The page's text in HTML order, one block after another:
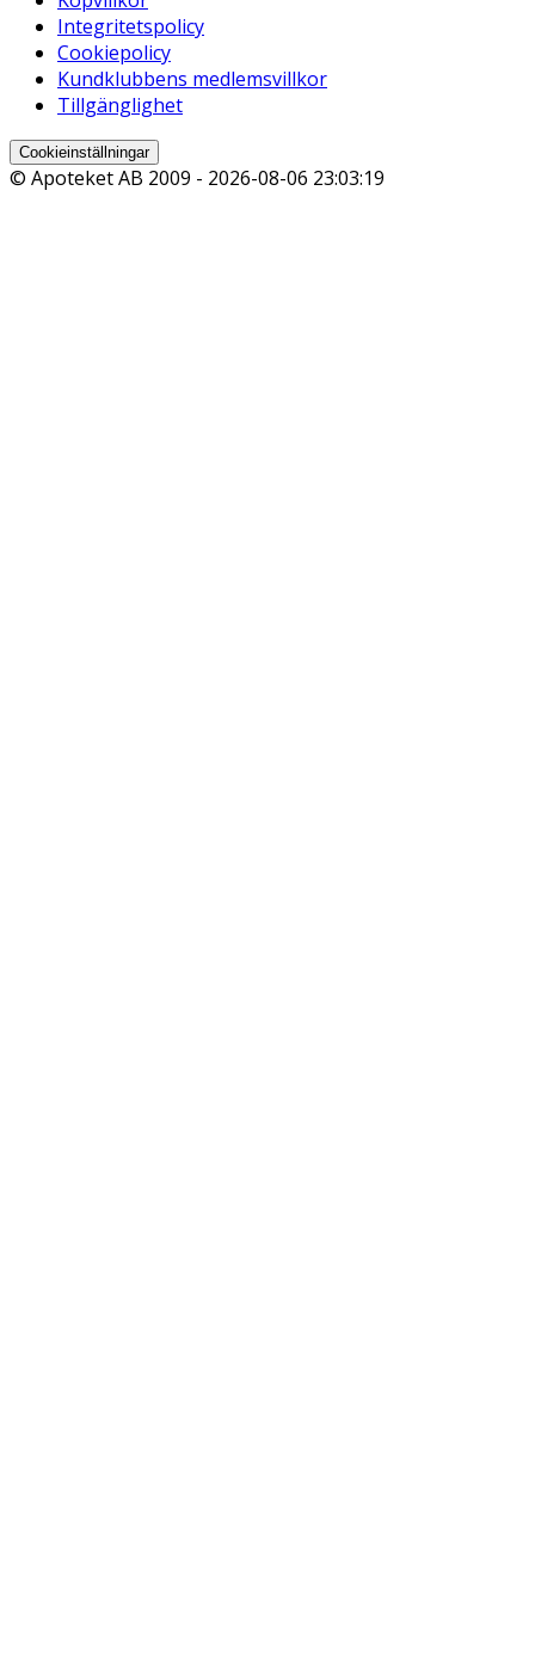
Integritetspolicy
Cookiepolicy
Kundklubbens medlemsvillkor
Tillgänglighet
Cookieinställningar
© Apoteket AB 2009 - 2026-08-06 23:03:19